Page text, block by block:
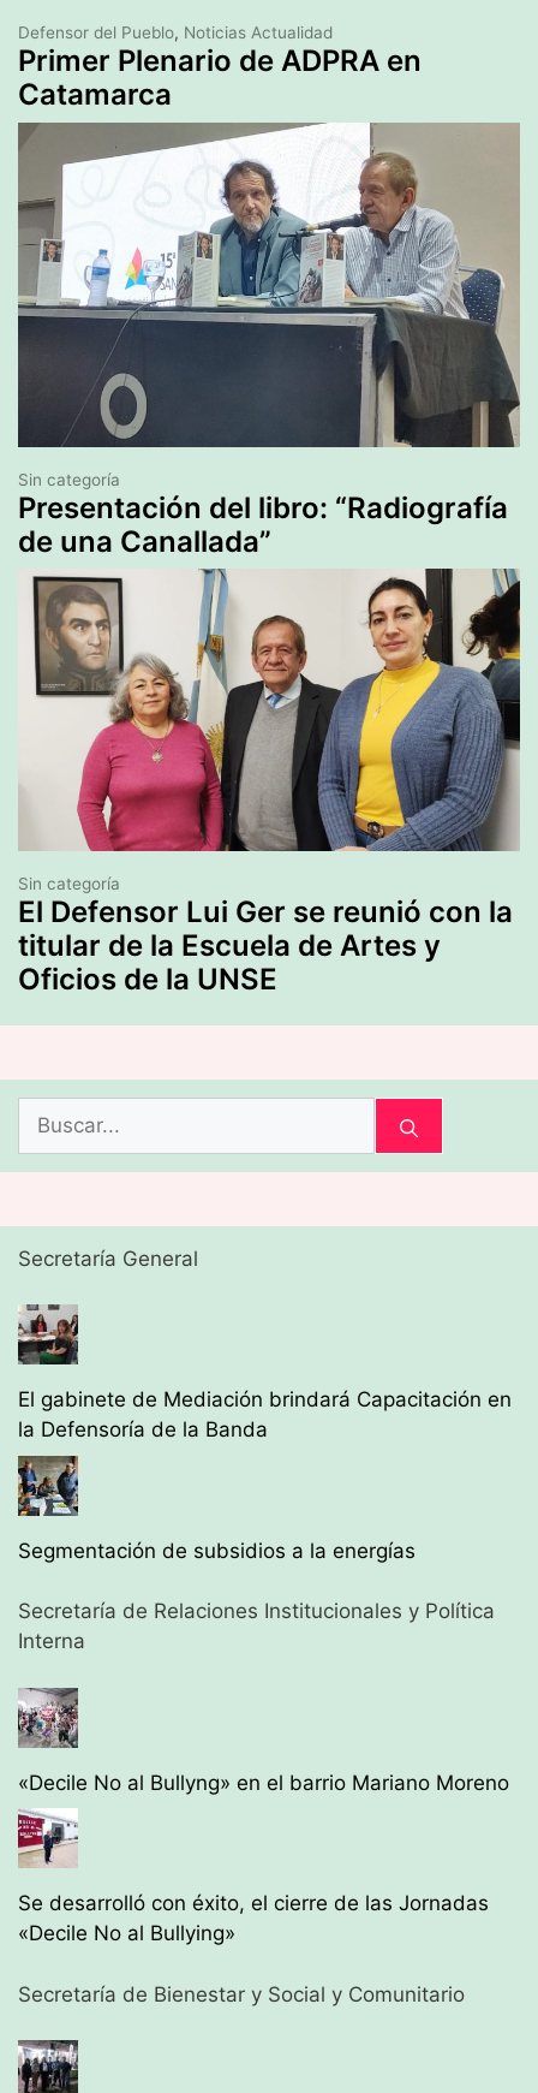
Primer Plenario de ADPRA en
Catamarca
Defensor del Pueblo, Noticias Actualidad
Presentación del libro: “Radiografía
de una Canallada”
Sin categoría
El Defensor Lui Ger se reunió con la
titular de la Escuela de Artes y
Oficios de la UNSE
Sin categoría
Secretaría General
El gabinete de Mediación brindará Capacitación en
la Defensoría de la Banda
Segmentación de subsidios a la energías
Secretaría de Relaciones Institucionales y Política
Interna
«Decile No al Bullyng» en el barrio Mariano Moreno
Se desarrolló con éxito, el cierre de las Jornadas
«Decile No al Bullying»
Secretaría de Bienestar y Social y Comunitario